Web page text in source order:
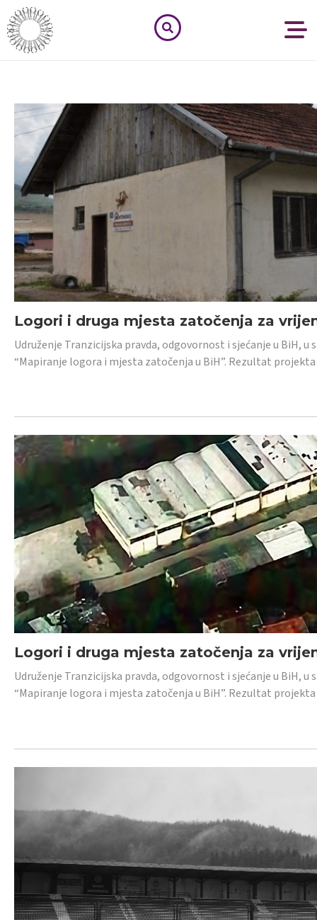
Logori i druga mjesta zatočenja za
Udruženje Tranzicijska pravda, odgovornost i sjećanje u BiH,
“Mapiranje logora i mjesta zatočenja u BiH”. Rezultat
Logori i druga mjesta zatočenja za
Udruženje Tranzicijska pravda, odgovornost i sjećanje u BiH,
“Mapiranje logora i mjesta zatočenja u BiH”. Rezultat